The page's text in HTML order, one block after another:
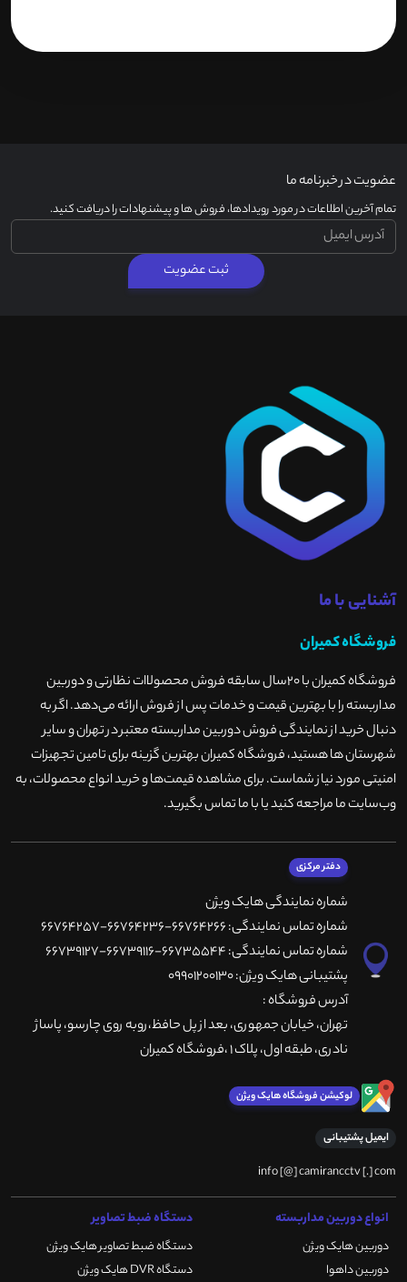
عضویت در خبرنامه ما
تمام آخرین اطلاعات در مورد رویدادها، فروش ها و پیشنهادات را دریافت کنید.
ثبت عضویت
آشنایی با ما
فروشگاه کمیران
فروشگاه کمیران با ۲۰سال سابقه فروش محصولاات نظارتی و دوربین
مداربسته را با بهترین قیمت و خدمات پس از فروش ارائه می‌دهد. اگر به
دنبال خرید از نمایندگی فروش دوربین مداربسته معتبر در تهران و سایر
شهرستان ها هستید، فروشگاه کمیران بهترین گزینه برای تامین تجهیزات
امنیتی مورد نیاز شماست. برای مشاهده قیمت‌ها و خرید انواع محصولات، به
وب‌سایت ما مراجعه کنید یا با ما تماس بگیرید.
دفتر مرکزی
شماره نمایندگی هایک ویژن
شماره تماس نمایندگی: 66764266-66764236-66764257
شماره تماس نمایندگی: 66735544-66739116-66739127
پشتیبانی هایک ویژن: 09901200130
آدرس فروشگاه :
تهران، خيابان جمهوری، بعد از پل حافظ،روبه روی چارسو، پاساژ
نادری، طبقه اول، پلاک 1 ،فروشگاه کمیران
لوکیشن فروشگاه هایک ویژن
ایمیل پشتیبانی
info [@] camirancctv [.] com
انواع دوربین مداربسته
دوربین هایک ویژن
دوربین داهوا
دستگاه ضبط تصاویر
دستگاه ضبط تصاویر هایک ویژن
دستگاه DVR هایک ویژن